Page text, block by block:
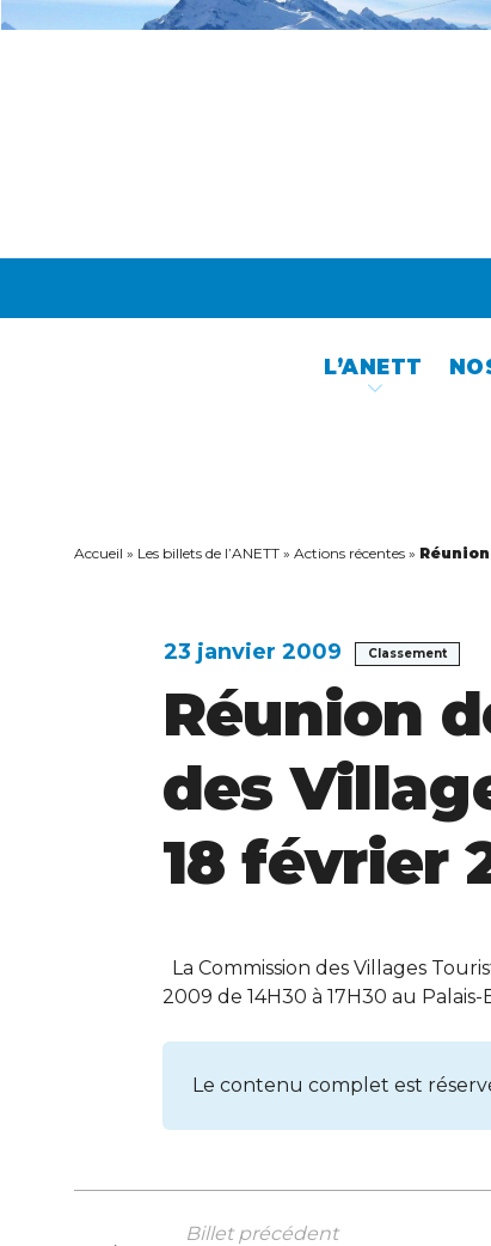
L’ANETT
Accueil » Les billets de l’ANETT » Actions récentes »
23 janvier 2009 Classement
Réunion
des
18 février
La Commission des Villages
2009 de 14H30 à 17H30 au
Le contenu complet est
Billet précédent